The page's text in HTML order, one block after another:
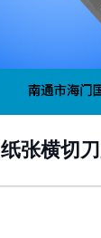
纸张横切